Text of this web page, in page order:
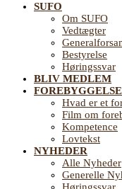
Landsforening
Sundhedsfremme
Forebyggelse
ældreområdet
SUFO
Om SUFO
Vedtægter
Bestyrelse
Høringssvar
BLIV MEDLEM
Hvad er et
Film om
Kompetence
Lovtekst
NYHEDER
Alle Nyheder
Generelle